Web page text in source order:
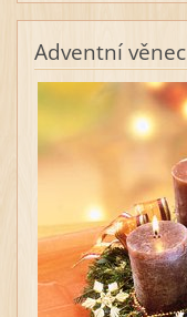
Adventní věnec